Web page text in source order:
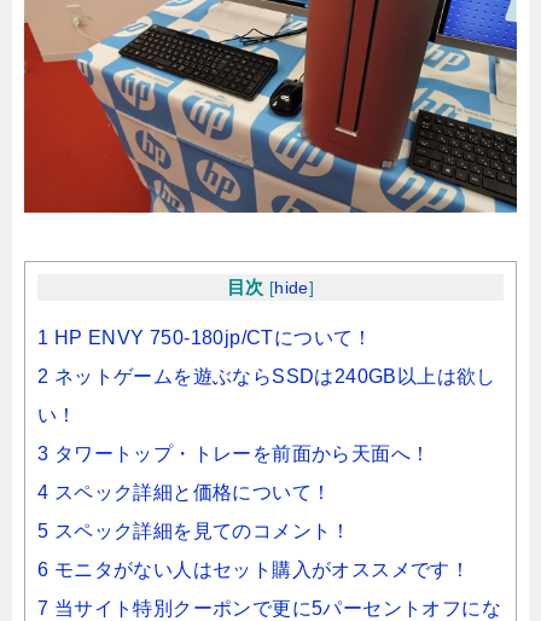
目次 [hide]
1 HP ENVY 750-180jp/CTについて！
2 ネットゲームを遊ぶならSSDは240GB以上は欲し
い！
3 タワートップ・トレーを前面から天面へ！
4 スペック詳細と価格について！
5 スペック詳細を見てのコメント！
6 モニタがない人はセット購入がオススメです！
7 当サイト特別クーポンで更に5パーセントオフにな